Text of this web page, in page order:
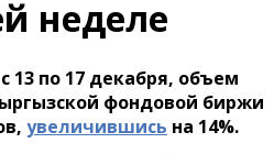
неделе
по 17 декабря, объем
фондовой биржи
увеличившись на 14%.